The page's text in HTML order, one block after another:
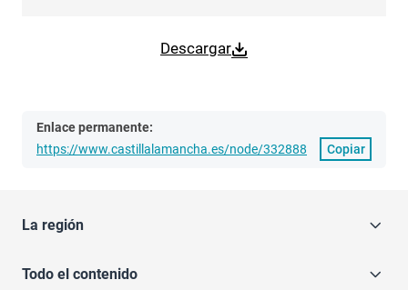
Descargar
Enlace permanente:
https://www.castillalamancha.es/node/332888
Copiar
La región
Todo el contenido